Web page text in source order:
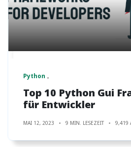
Python
Top 10 Python Gui
für Entwickler
MAI 12, 2023 9 MIN. LESEZEIT 9,419